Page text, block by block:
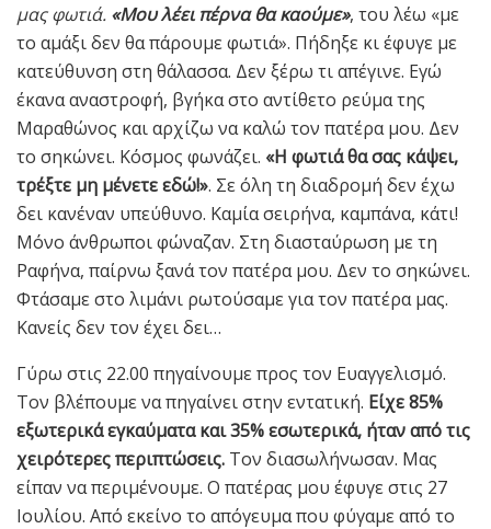
μας φωτιά. «Μου λέει πέρνα θα καούμε», του λέω «με
το αμάξι δεν θα πάρουμε φωτιά». Πήδηξε κι έφυγε με
κατεύθυνση στη θάλασσα. Δεν ξέρω τι απέγινε. Εγώ
έκανα αναστροφή, βγήκα στο αντίθετο ρεύμα της
Μαραθώνος και αρχίζω να καλώ τον πατέρα μου. Δεν
το σηκώνει. Κόσμος φωνάζει. «Η φωτιά θα σας κάψει,
τρέξτε μη μένετε εδώ!». Σε όλη τη διαδρομή δεν έχω
δει κανέναν υπεύθυνο. Καμία σειρήνα, καμπάνα, κάτι!
Μόνο άνθρωποι φώναζαν. Στη διασταύρωση με τη
Ραφήνα, παίρνω ξανά τον πατέρα μου. Δεν το σηκώνει.
Φτάσαμε στο λιμάνι ρωτούσαμε για τον πατέρα μας.
Κανείς δεν τον έχει δει…
Γύρω στις 22.00 πηγαίνουμε προς τον Ευαγγελισμό.
Τον βλέπουμε να πηγαίνει στην εντατική. Είχε 85%
εξωτερικά εγκαύματα και 35% εσωτερικά, ήταν από τις
χειρότερες περιπτώσεις. Τον διασωλήνωσαν. Μας
είπαν να περιμένουμε. Ο πατέρας μου έφυγε στις 27
Ιουλίου. Από εκείνο το απόγευμα που φύγαμε από το